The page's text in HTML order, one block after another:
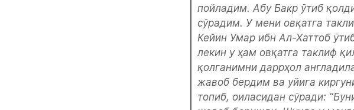
пойладим. Абу Бакр ўтиб
сўрадим. У мени овқатга
Кейин Умар ибн Ал-Хаттоб
лекин у ҳам овқатга таклиф
қолганимни даррҳол
жавоб бердим ва уйига
топиб, оиласидан сўради: